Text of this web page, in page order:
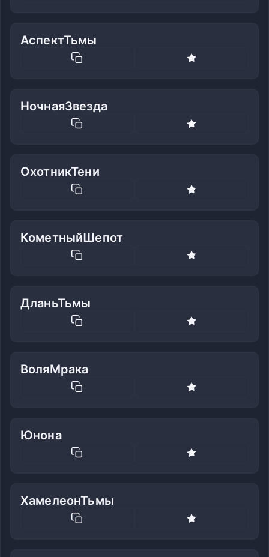
АспектТьмы
НочнаяЗвезда
ОхотникТени
КометныйШепот
ДланьТьмы
ВоляМрака
Юнона
ХамелеонТьмы